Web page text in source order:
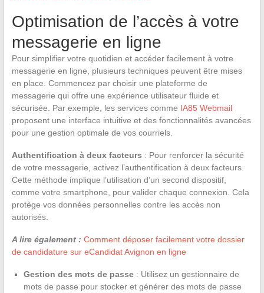
Optimisation de l’accès à votre
messagerie en ligne
Pour simplifier votre quotidien et accéder facilement à votre
messagerie en ligne, plusieurs techniques peuvent être mises
en place. Commencez par choisir une plateforme de
messagerie qui offre une expérience utilisateur fluide et
sécurisée. Par exemple, les services comme IA85 Webmail
proposent une interface intuitive et des fonctionnalités avancées
pour une gestion optimale de vos courriels.
Authentification à deux facteurs : Pour renforcer la sécurité
de votre messagerie, activez l’authentification à deux facteurs.
Cette méthode implique l’utilisation d’un second dispositif,
comme votre smartphone, pour valider chaque connexion. Cela
protège vos données personnelles contre les accès non
autorisés.
A lire également : Comment déposer facilement votre dossier
de candidature sur eCandidat Avignon en ligne
Gestion des mots de passe: Utilisez un gestionnaire de
mots de passe pour stocker et générer des mots de passe